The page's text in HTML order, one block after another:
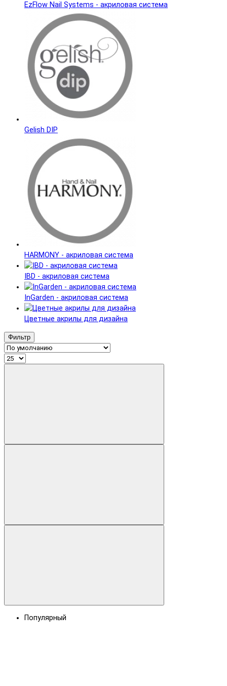
EzFlow Nail Systems - акриловая система
Gelish DIP
HARMONY - акриловая система
IBD - акриловая система
InGarden - акриловая система
Цветные акрилы для дизайна
Фильтр
Популярный